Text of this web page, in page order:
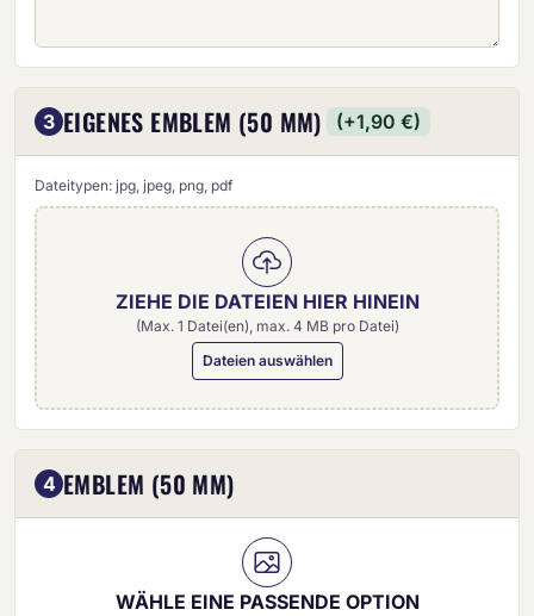
3 EIGENES EMBLEM (50 MM) (+1,90 €)
Dateitypen: jpg, jpeg, png, pdf
ZIEHE DIE DATEIEN HIER HINEIN
(Max. 1 Datei(en), max. 4 MB pro Datei)
Dateien auswählen
4 EMBLEM (50 MM)
WÄHLE EINE PASSENDE OPTION